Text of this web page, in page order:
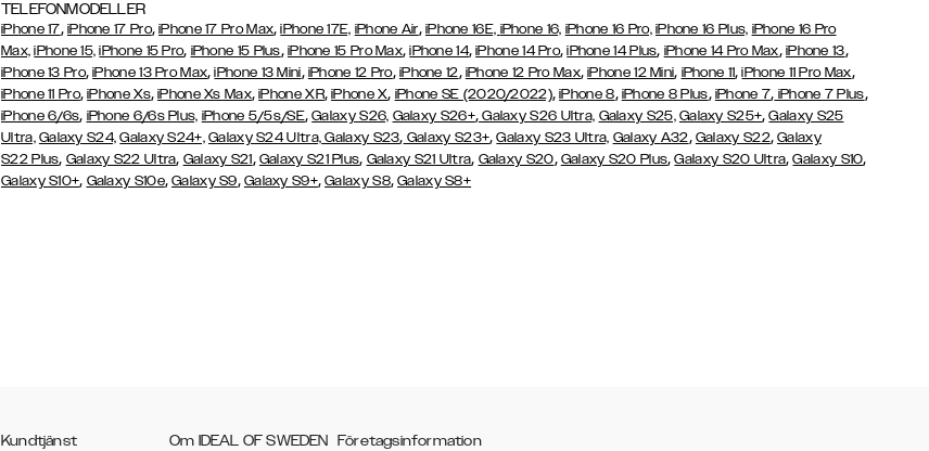
TELEFONMODELLER
iPhone 17, iPhone 17 Pro,iPhone 17 Pro Max,iPhone 17E, iPhone Air, iPhone 16E, iPhone 16, iPhone 16 Pro, iPhone 16 Plus, iPhone 16 Pro
Max, iPhone 15, iPhone 15 Pro, iPhone 15 Plus, iPhone 15 Pro Max,iPhone 14,iPhone 14 Pro,iPhone 14 Plus, iPhone 14 Pro Max, iPhone 13,
iPhone 13 Pro,iPhone 13 Pro Max,iPhone 13 Mini, iPhone 12 Pro, iPhone 12, iPhone 12 Pro Max,iPhone 12 Mini, iPhone 11,iPhone 11 Pro Max,
iPhone 11 Pro,iPhone Xs,iPhone Xs Max,iPhone XR,iPhone X, iPhone SE (2020/2022),iPhone 8, iPhone 8 Plus, iPhone 7, iPhone 7 Plus,
iPhone 6/6s, iPhone 6/6s Plus, iPhone 5/5s/SE,Galaxy S26, Galaxy S26+,Galaxy S26 Ultra, Galaxy S25, Galaxy S25+,Galaxy S25
Ultra, Galaxy S24, Galaxy S24+, Galaxy S24 Ultra, Galaxy S23, Galaxy S23+,Galaxy S23 Ultra, Galaxy A32, Galaxy S22,Galaxy
S22 Plus, Galaxy S22 Ultra, Galaxy S21, Galaxy S21 Plus, Galaxy S21 Ultra, Galaxy S20, Galaxy S20 Plus,Galaxy S20 Ultra,Galaxy S10,
Galaxy S10+, Galaxy S10e,Galaxy S9, Galaxy S9+,Galaxy S8,Galaxy S8+
Kundtjänst Om IDEAL OF SWEDEN Företagsinformation